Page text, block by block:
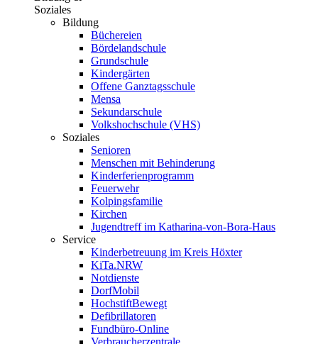
Soziales
Bildung
Büchereien
Bördelandschule
Grundschule
Kindergärten
Offene Ganztagsschule
Mensa
Sekundarschule
Volkshochschule (VHS)
Soziales
Senioren
Menschen mit Behinderung
Kinderferienprogramm
Feuerwehr
Kolpingsfamilie
Kirchen
Jugendtreff im Katharina-von-Bora-Haus
Service
Kinderbetreuung im Kreis Höxter
KiTa.NRW
Notdienste
DorfMobil
HochstiftBewegt
Defibrillatoren
Fundbüro-Online
Verbraucherzentrale